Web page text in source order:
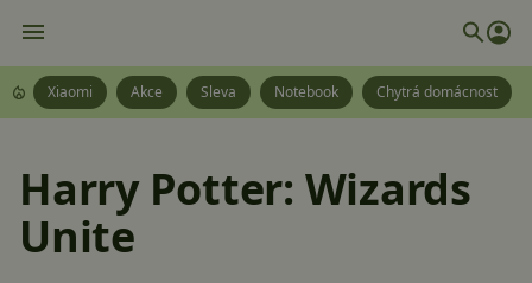
Xiaomi Akce Sleva Notebook Chytrá domácnost
Harry Potter: Wizards
Unite